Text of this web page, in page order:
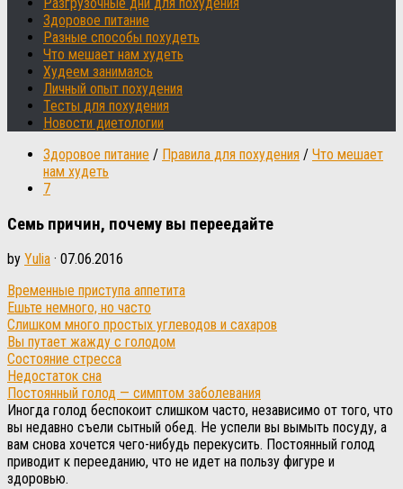
Здоровое питание
Разные способы похудеть
Что мешает нам худеть
Худеем занимаясь
Личный опыт похудения
Тесты для похудения
Новости диетологии
Здоровое питание / Правила для похудения / Что мешает
нам худеть
7
Семь причин, почему вы переедайте
by Yulia · 07.06.2016
Временные приступа аппетита
Ешьте немного, но часто
Слишком много простых углеводов и сахаров
Вы путает жажду с голодом
Состояние стресса
Недостаток сна
Постоянный голод — симптом заболевания
Иногда голод беспокоит слишком часто, независимо от того, что
вы недавно съели сытный обед. Не успели вы вымыть посуду, а
вам снова хочется чего-нибудь перекусить. Постоянный голод
приводит к перееданию, что не идет на пользу фигуре и
здоровью.